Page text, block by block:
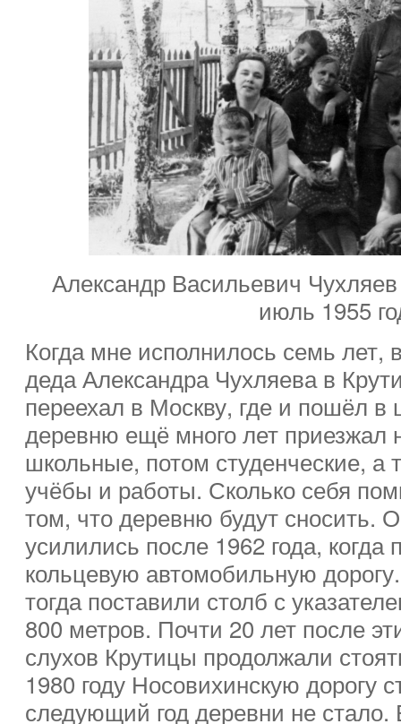
Александр Васильевич
июль 1955
Когда мне исполнилось семь лет,
деда Александра Чухляева в
переехал в Москву, где и пошёл
деревню ещё много лет приезжал
школьные, потом студенческие, а
учёбы и работы. Сколько себя
том, что деревню будут сносить.
усилились после 1962 года,
кольцевую автомобильную
тогда поставили столб с
800 метров. Почти 20 лет после
слухов Крутицы продолжали
1980 году Носовихинскую дорогу
следующий год деревни не стало.